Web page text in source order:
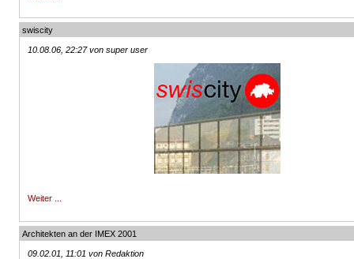
swiscity
10.08.06, 22:27 von super user
Weiter ...
Architekten an der IMEX 2001
09.02.01, 11:01 von Redaktion